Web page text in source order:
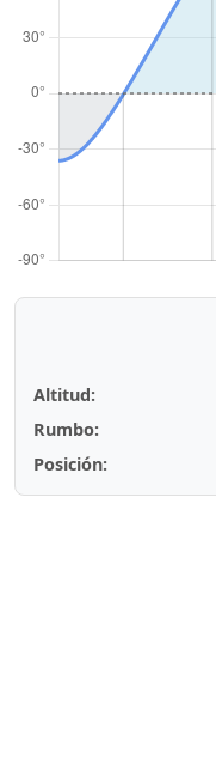
Altitud:
Rumbo:
Posición: